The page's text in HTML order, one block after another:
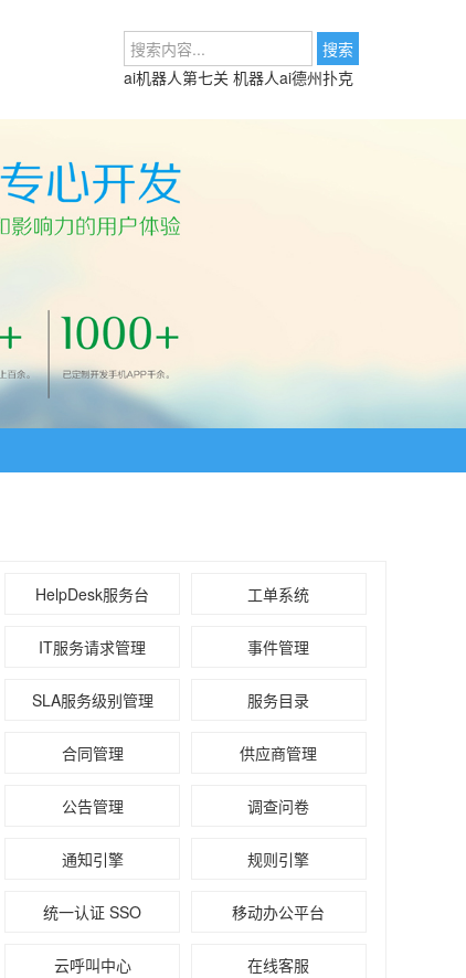
ai机器人第七关 机器人ai德州扑克
HelpDesk服务台 工单系统
IT服务请求管理 事件管理
SLA服务级别管理 服务目录
合同管理 供应商管理
公告管理 调查问卷
通知引擎 规则引擎
统一认证 SSO 移动办公平台
云呼叫中心 在线客服